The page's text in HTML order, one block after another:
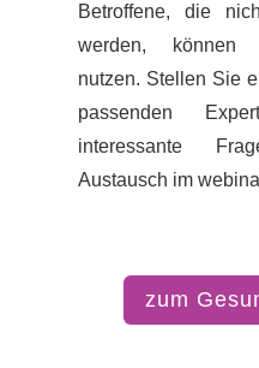
Betroffene, die
werden, können
nutzen. Stellen Sie
passenden
interessante
Austausch im
zum